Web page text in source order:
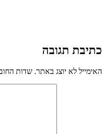
כתיבת תגובה
האימייל לא יוצג באתר. שדות